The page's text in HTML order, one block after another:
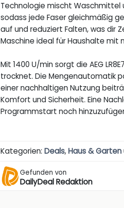
Technologie mischt Waschmittel
sodass jede Faser gleichmäßig
auf und reduziert Falten, was dir
Maschine ideal für Haushalte
Mit 1400 U/min sorgt die AEG
trocknet. Die Mengenautomatik
einer nachhaltigen Nutzung
Komfort und Sicherheit. Eine
Programmstart noch
Kategorien:Deals,Haus & Garten
Gefunden von
DailyDeal Redaktion